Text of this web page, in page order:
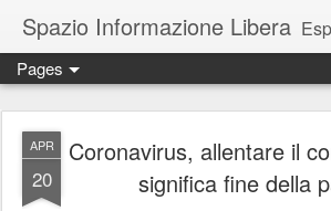
Spazio Informazione Libera
Escursioni, viaggi, arte, tecnologia,
Pages
APR
20
Coronavirus, allentare il
significa fine della